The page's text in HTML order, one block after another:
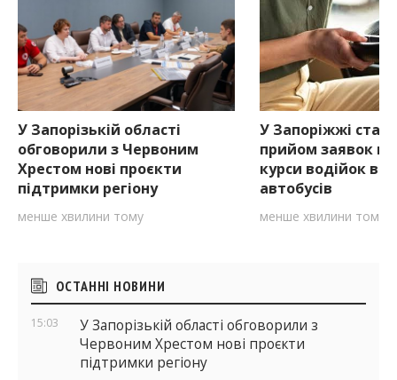
У Запорізькій області
обговорили з Червоним
Хрестом нові проєкти
підтримки регіону
менше хвилини тому
У Запоріжжі
прийом заявок на
курси водійок
автобусів
менше хвилини тому
Бічні
віджети
ОСТАННІ НОВИНИ
15:03
У Запорізькій області обговорили з
Червоним Хрестом нові проєкти
підтримки регіону